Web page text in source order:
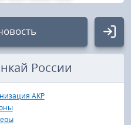
России
АКР